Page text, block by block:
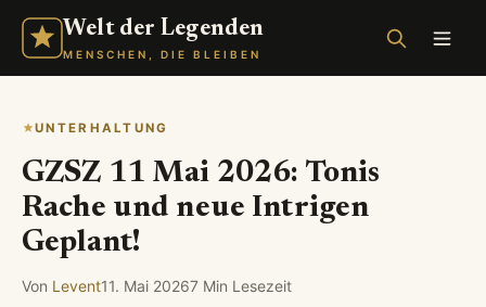
Welt der Legenden
MENSCHEN, DIE BLEIBEN
UNTERHALTUNG
GZSZ 11 Mai 2026: Tonis
Rache und neue Intrigen
Geplant!
Von Levent11. Mai 20267 Min Lesezeit